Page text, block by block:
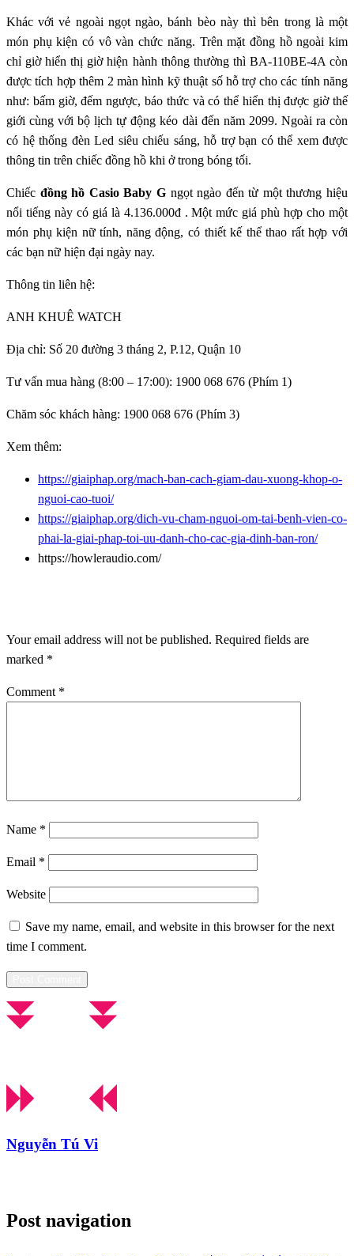
Khác với vẻ ngoài ngọt ngào, bánh bèo này thì bên trong là một
món phụ kiện có vô vàn chức năng. Trên mặt đồng hồ ngoài kim
chỉ giờ hiển thị giờ hiện hành thông thường thì BA-110BE-4A còn
được tích hợp thêm 2 màn hình kỹ thuật số hỗ trợ cho các tính năng
như: bấm giờ, đếm ngược, báo thức và có thể hiển thị được giờ thế
giới cùng với bộ lịch tự động kéo dài đến năm 2099. Ngoài ra còn
có hệ thống đèn Led siêu chiếu sáng, hỗ trợ bạn có thể xem được
thông tin trên chiếc đồng hồ khi ở trong bóng tối.
Chiếc đồng hồ Casio Baby Gngọt ngào đến từ một thương hiệu
nổi tiếng này có giá là 4.136.000đ . Một mức giá phù hợp cho một
món phụ kiện nữ tính, năng động, có thiết kế thể thao rất hợp với
các bạn nữ hiện đại ngày nay.
Thông tin liên hệ:
ANH KHUÊ WATCH
Địa chỉ: Số 20 đường 3 tháng 2, P.12, Quận 10
Tư vấn mua hàng (8:00 – 17:00): 1900 068 676 (Phím 1)
Chăm sóc khách hàng: 1900 068 676 (Phím 3)
Xem thêm:
https://giaiphap.org/mach-ban-cach-giam-dau-xuong-khop-o-
nguoi-cao-tuoi/
https://giaiphap.org/dich-vu-cham-nguoi-om-tai-benh-vien-co-
phai-la-giai-phap-toi-uu-danh-cho-cac-gia-dinh-ban-ron/
https://howleraudio.com/
Your email address will not be published. Required fields are
marked *
Comment *
Name *
Email *
Website
Save my name, email, and website in this browser for the next
time I comment.
Nguyễn Tú Vi
Post navigation